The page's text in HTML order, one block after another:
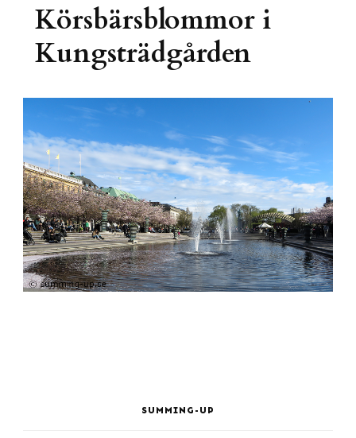
Körsbärsblommor i
Kungsträdgården
SUMMING-UP